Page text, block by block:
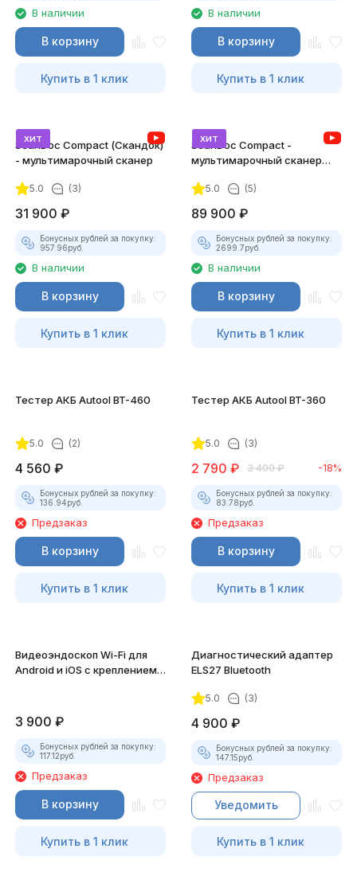
В наличии
В корзину
Купить в 1 клик
В наличии
В корзину
Купить в 1 клик
хит
ScanDoc Compact (Скандок)
- мультимарочный сканер
5.0 (3)
31 900 ₽
Бонусных рублей за покупку:
957.96руб.
В наличии
В корзину
Купить в 1 клик
хит
ScanDoc Compact -
мультимарочный сканер
5.0 (5)
89 900 ₽
Бонусных рублей за покупку:
2699.7руб.
В наличии
В корзину
Купить в 1 клик
Тестер АКБ Autool BT-460
5.0 (2)
4 560 ₽
Бонусных рублей за покупку:
136.94руб.
Предзаказ
В корзину
Купить в 1 клик
Тестер АКБ Autool BT-360
5.0 (3)
2 790 ₽ 3 400 ₽ -18%
Бонусных рублей за покупку:
83.78руб.
Предзаказ
В корзину
Купить в 1 клик
Видеоэндоскоп Wi-Fi для
Android и iOS с креплением
3 900 ₽
Бонусных рублей за покупку:
117.12руб.
Предзаказ
В корзину
Купить в 1 клик
Диагностический адаптер
ELS27 Bluetooth
5.0 (3)
4 900 ₽
Бонусных рублей за покупку:
147.15руб.
Предзаказ
Уведомить
Купить в 1 клик